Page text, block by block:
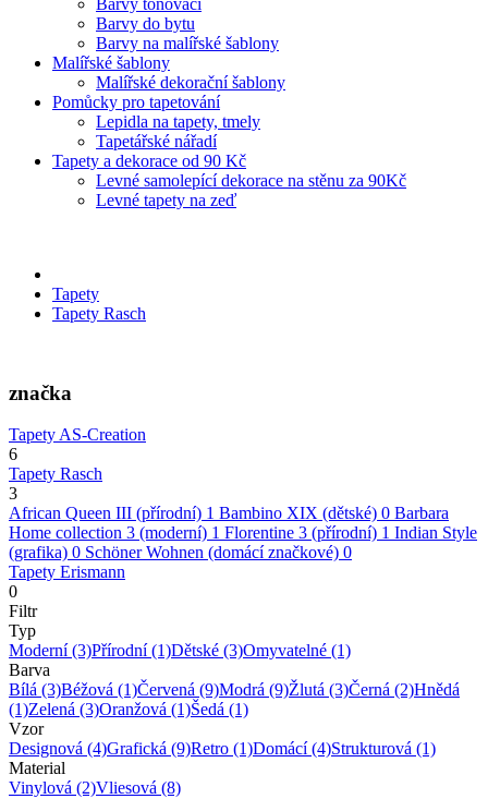
Barvy do bytu
Barvy na malířské šablony
Malířské šablony
Malířské dekorační šablony
Pomůcky pro tapetování
Lepidla na tapety, tmely
Tapetářské nářadí
Tapety a dekorace od 90 Kč
Levné samolepící dekorace na stěnu za 90Kč
Levné tapety na zeď
Tapety
Tapety Rasch
značka
Tapety AS-Creation
6
Tapety Rasch
3
African Queen III (přírodní) 1 Bambino XIX (dětské) 0 Barbara
Home collection 3 (moderní) 1 Florentine 3 (přírodní) 1 Indian Style
(grafika) 0 Schöner Wohnen (domácí značkové) 0
Tapety Erismann
0
Filtr
Typ
Moderní(3)Přírodní(1)Dětské (3)Omyvatelné (1)
Barva
Bílá (3)Béžová (1)Červená (9)Modrá (9)Žlutá (3)Černá (2)Hnědá
(1)Zelená (3)Oranžová (1)Šedá (1)
Vzor
Designová (4)Grafická (9)Retro (1)Domácí(4)Strukturová (1)
Material
Vinylová (2)Vliesová (8)